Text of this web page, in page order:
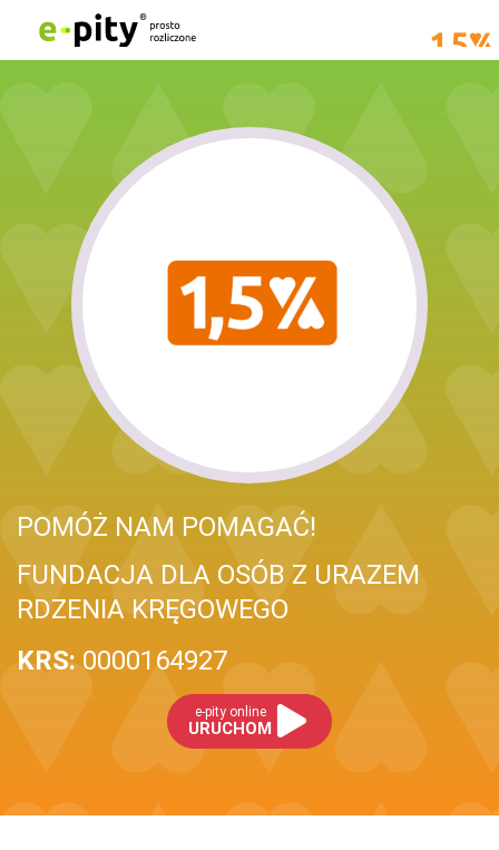
POMÓŻ NAM POMAGAĆ!
FUNDACJA DLA OSÓB Z URAZEM
RDZENIA KRĘGOWEGO
KRS: 0000164927
e-pity online
URUCHOM